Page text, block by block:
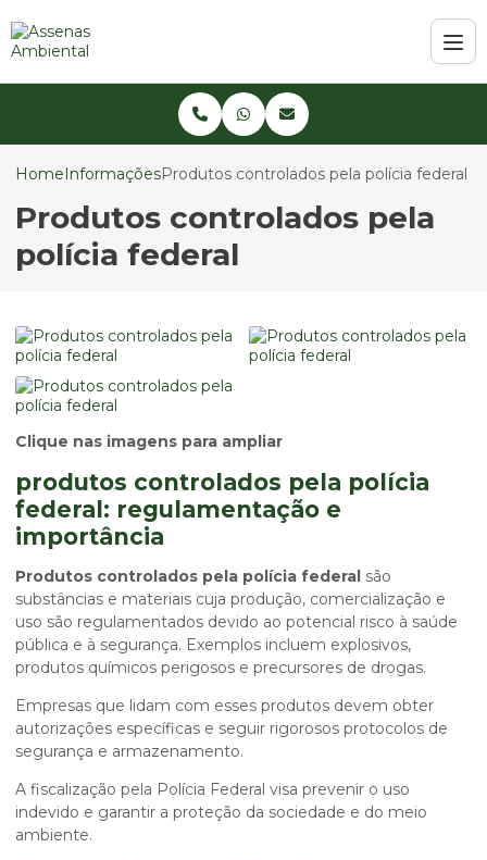
HomeInformaçõesProdutos controlados pela polícia federal
Produtos controlados pela
polícia federal
Clique nas imagens para ampliar
produtos controlados pela polícia
federal: regulamentação e
importância
Produtos controlados pela polícia federal são
substâncias e materiais cuja produção, comercialização e
uso são regulamentados devido ao potencial risco à saúde
pública e à segurança. Exemplos incluem explosivos,
produtos químicos perigosos e precursores de drogas.
Empresas que lidam com esses produtos devem obter
autorizações específicas e seguir rigorosos protocolos de
segurança e armazenamento.
A fiscalização pela Polícia Federal visa prevenir o uso
indevido e garantir a proteção da sociedade e do meio
ambiente.